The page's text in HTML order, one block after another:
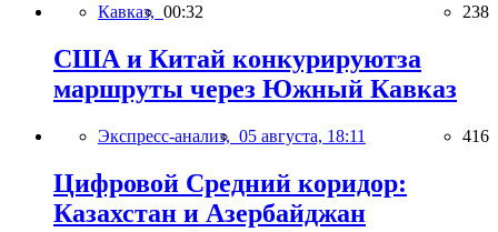
Кавказ, 00:32 238
США и Китай конкурируютза
маршруты через Южный Кавказ
Экспресс-анализ, 05 августа, 18:11 416
Цифровой Средний коридор:
Казахстан и Азербайджан